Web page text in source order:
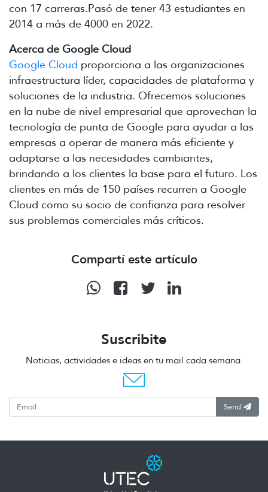
con 17 carreras.Pasó de tener 43 estudiantes en
2014 a más de 4000 en 2022.
Acerca de Google Cloud
Google Cloud proporciona a las organizaciones
infraestructura líder, capacidades de plataforma y
soluciones de la industria. Ofrecemos soluciones
en la nube de nivel empresarial que aprovechan la
tecnología de punta de Google para ayudar a las
empresas a operar de manera más eficiente y
adaptarse a las necesidades cambiantes,
brindando a los clientes la base para el futuro. Los
clientes en más de 150 países recurren a Google
Cloud como su socio de confianza para resolver
sus problemas comerciales más críticos.
Compartí este artículo
Suscribite
Noticias, actividades e ideas en tu mail cada semana.
Send